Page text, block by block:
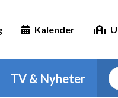
Kalender
TV & Nyheter